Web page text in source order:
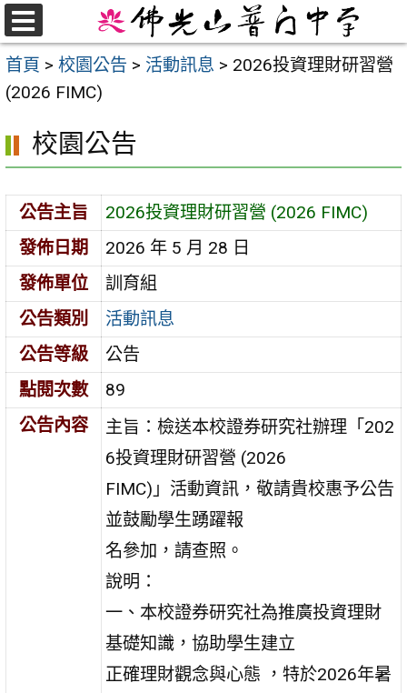
跳
至
主
要
首頁 > 校園公告 > 活動訊息 > 2026投資理財研習營
(2026 FIMC)
校園公告
公告主旨
2026投資理財研習營 (2026 FIMC)
發佈日期
2026 年 5 月 28 日
發佈單位
訓育組
公告類別
活動訊息
公告等級
公告
點閱次數
89
公告內容
主旨：檢送本校證券研究社辦理「202
6投資理財研習營 (2026
FIMC)」活動資訊，敬請貴校惠予公告
並鼓勵學生踴躍報
名參加，請查照。
說明：
一、本校證券研究社為推廣投資理財
基礎知識，協助學生建立
正確理財觀念與心態 ，特於2026年暑
選
單